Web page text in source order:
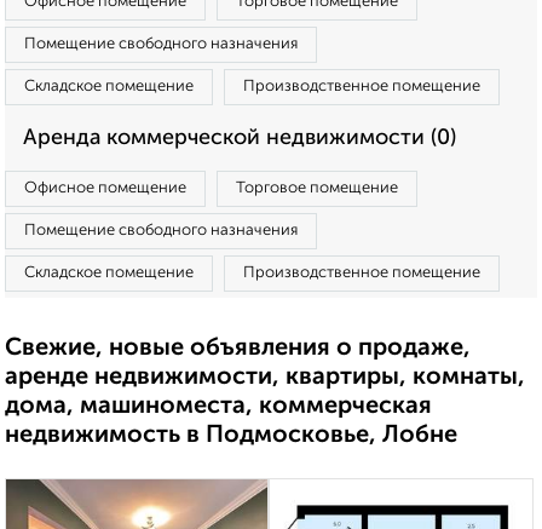
Помещение свободного назначения
Складское помещение Производственное помещение
Аренда коммерческой недвижимости (0)
Офисное помещение Торговое помещение
Помещение свободного назначения
Складское помещение Производственное помещение
Свежие, новые объявления о продаже,
аренде недвижимости, квартиры, комнаты,
дома, машиноместа, коммерческая
недвижимость в Подмосковье, Лобне